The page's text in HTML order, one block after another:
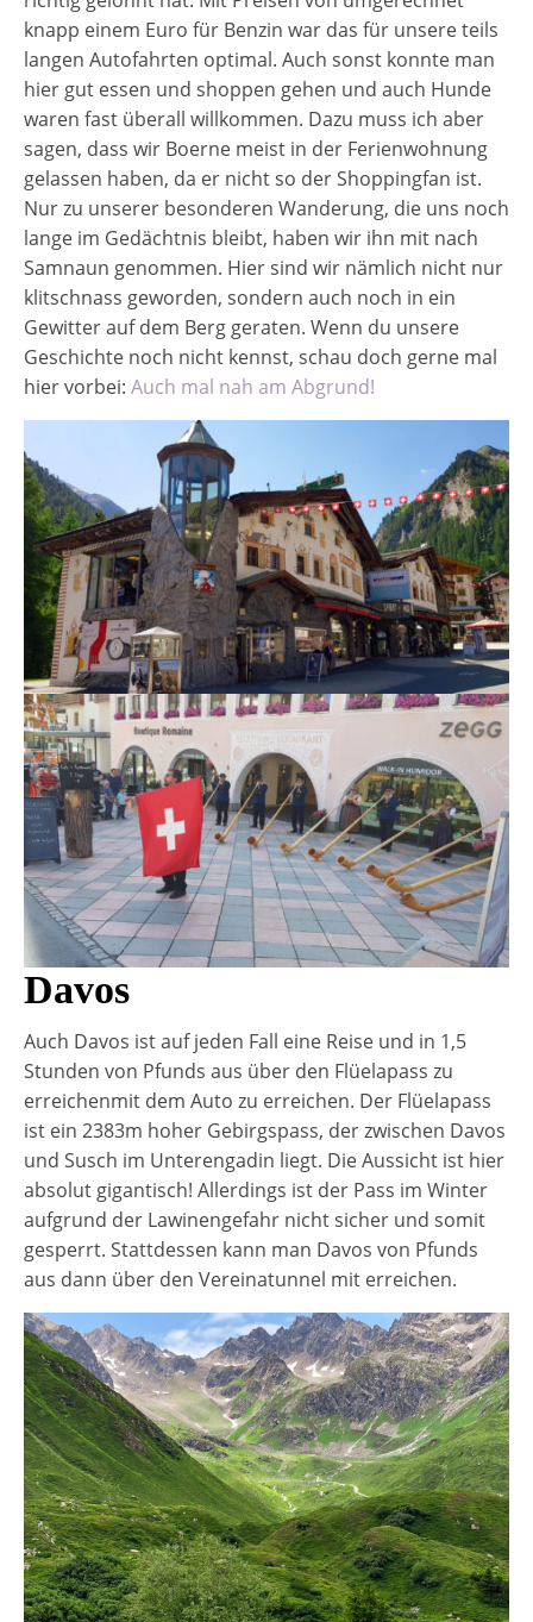
knapp einem Euro für Benzin war das für unsere teils
langen Autofahrten optimal. Auch sonst konnte man
hier gut essen und shoppen gehen und auch Hunde
waren fast überall willkommen. Dazu muss ich aber
sagen, dass wir Boerne meist in der Ferienwohnung
gelassen haben, da er nicht so der Shoppingfan ist.
Nur zu unserer besonderen Wanderung, die uns noch
lange im Gedächtnis bleibt, haben wir ihn mit nach
Samnaun genommen. Hier sind wir nämlich nicht nur
klitschnass geworden, sondern auch noch in ein
Gewitter auf dem Berg geraten. Wenn du unsere
Geschichte noch nicht kennst, schau doch gerne mal
hier vorbei: Auch mal nah am Abgrund!
Davos
Auch Davos ist auf jeden Fall eine Reise und in 1,5
Stunden von Pfunds aus über den Flüelapass zu
erreichenmit dem Auto zu erreichen. Der Flüelapass
ist ein 2383m hoher Gebirgspass, der zwischen Davos
und Susch im Unterengadin liegt. Die Aussicht ist hier
absolut gigantisch! Allerdings ist der Pass im Winter
aufgrund der Lawinengefahr nicht sicher und somit
gesperrt. Stattdessen kann man Davos von Pfunds
aus dann über den Vereinatunnel mit erreichen.